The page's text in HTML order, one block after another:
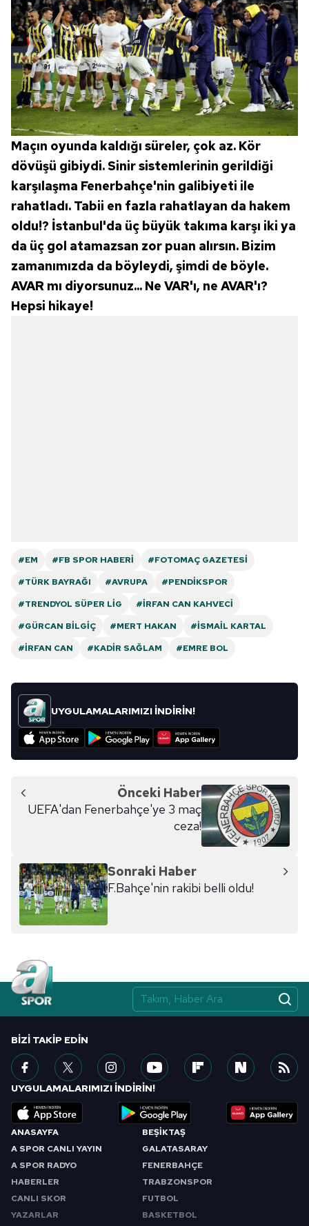
Maçın oyunda kaldığı süreler, çok az. Kör
dövüşü gibiydi. Sinir sistemlerinin gerildiği
karşılaşma Fenerbahçe'nin galibiyeti ile
rahatladı. Tabii en fazla rahatlayan da hakem
oldu!? İstanbul'da üç büyük takıma karşı iki ya
da üç gol atamazsan zor puan alırsın. Bizim
zamanımızda da böyleydi, şimdi de böyle.
AVAR mı diyorsunuz... Ne VAR'ı, ne AVAR'ı?
Hepsi hikaye!
#EM #FB SPOR HABERI
#FOTOMAÇ GAZETESI
#TÜRK BAYRAĞI
#AVRUPA
#PENDIKSPOR
#TRENDYOL SÜPER LIG
#İRFAN CAN KAHVECI
#GÜRCAN BILGIÇ
#MERT HAKAN
#İSMAIL KARTAL
#İRFAN CAN
#KADIR SAĞLAM #EMRE BOL
UYGULAMALARIMIZI İNDİRİN!
Önceki Haber
UEFA'dan Fenerbahçe'ye 3 maç
ceza!
Sonraki Haber
F.Bahçe'nin rakibi belli oldu!
ANASAYFA
A SPOR CANLI YAYIN
A SPOR RADYO
HABERLER
CANLI SKOR
YAZARLAR
BEŞİKTAŞ
GALATASARAY
FENERBAHÇE
TRABZONSPOR
FUTBOL
BASKETBOL
BIZI TAKIP EDIN
UYGULAMALARIMIZI İNDİRİN!